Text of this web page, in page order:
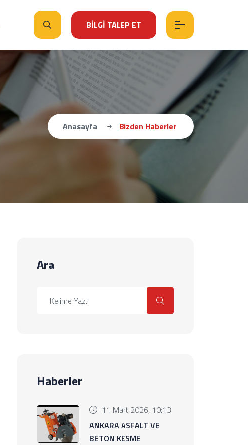
BİLGİ TALEP ET
Anasayfa Bizden Haberler
Ara
Haberler
11 Mart 2026, 10:13
ANKARA ASFALT VE
BETON KESME